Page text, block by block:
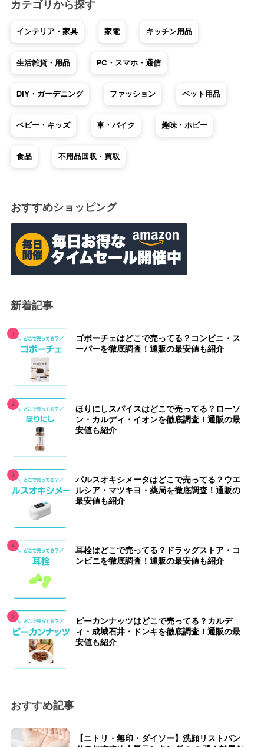
カテゴリから探す
インテリア・家具 家電 キッチン用品
生活雑貨・用品 PC・スマホ・通信
DIY・ガーデニング ファッション ペット用品
ベビー・キッズ 車・バイク 趣味・ホビー
食品 不用品回収・買取
おすすめショッピング
新着記事
ゴボーチェはどこで売ってる？コンビニ・ス
ーパーを徹底調査！通販の最安値も紹介
ほりにしスパイスはどこで売ってる？ローソ
ン・カルディ・イオンを徹底調査！通販の最
安値も紹介
パルスオキシメータはどこで売ってる？ウエ
ルシア・マツキヨ・薬局を徹底調査！通販の
最安値も紹介
耳栓はどこで売ってる？ドラッグストア・コ
ンビニを徹底調査！通販の最安値も紹介
ピーカンナッツはどこで売ってる？カルデ
ィ・成城石井・ドンキを徹底調査！通販の最
安値も紹介
おすすめ記事
【ニトリ・無印・ダイソー】洗顔リストバン